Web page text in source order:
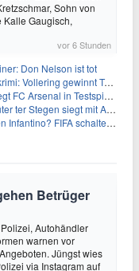
Sohn von
Kalle Gaugisch,
vor 6 Stunden
Don Nelson ist tot
Vollering gewinnt Tour
Arsenal in Testspiel mit 3:2
ter Stegen siegt mit Ajax
FIFA schaltet auf Angriff
Betrüger
Autohändler
warnen vor
Jüngst wies
via Instagram auf